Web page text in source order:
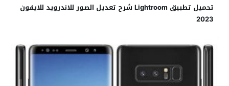
تحميل تطبيق Lightroom شرح تعديل الصور للاندرويد للايفون
2023